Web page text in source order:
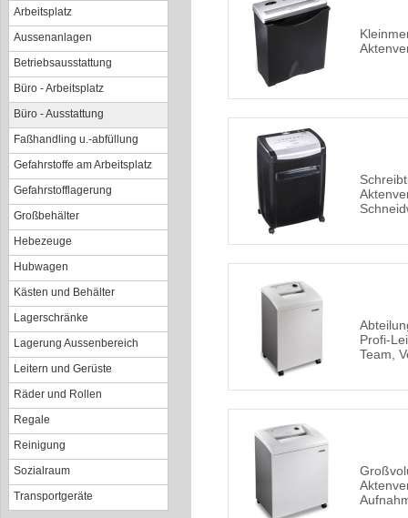
Arbeitsplatz
Aussenanlagen
Betriebsausstattung
Büro - Arbeitsplatz
Büro - Ausstattung
Faßhandling u.-abfüllung
Gefahrstoffe am Arbeitsplatz
Gefahrstofflagerung
Großbehälter
Hebezeuge
Hubwagen
Kästen und Behälter
Lagerschränke
Lagerung Aussenbereich
Leitern und Gerüste
Räder und Rollen
Regale
Reinigung
Sozialraum
Transportgeräte
Profi-
Team,